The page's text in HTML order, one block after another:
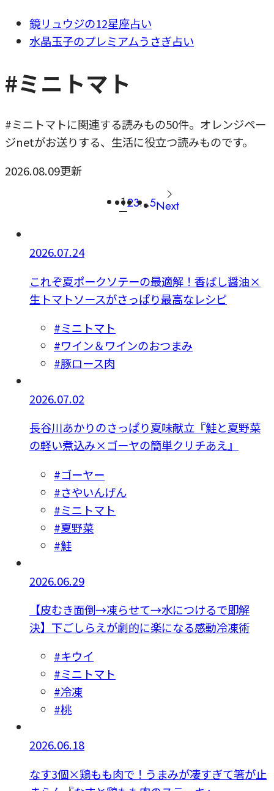
鏡リュウジの12星座占い
水晶玉子のプレミアムうさぎ占い
#ミニトマト
#ミニトマトに関連する読みもの50件。オレンジペー
ジnetがお送りする、生活に役立つ読みものです。
2026.08.09更新
123…5Next
2026.07.24
これぞ夏ポークソテーの最適解！香ばし醤油×
生トマトソースがさっぱり最高なレシピ
#ミニトマト
#ワイン＆ワインのおつまみ
#豚ロース肉
2026.07.02
長谷川あかりのさっぱり夏味献立『鮭と夏野菜
の軽い煮込み×ゴーヤの簡単クリチあえ』
#ゴーヤー
#さやいんげん
#ミニトマト
#夏野菜
#鮭
2026.06.29
【皮むき面倒→凍らせて→水につけるで即解
決】下ごしらえが劇的に楽になる感動冷凍術
#キウイ
#ミニトマト
#冷凍
#桃
2026.06.18
なす3個×鶏もも肉で！うまみが凄すぎて箸が止